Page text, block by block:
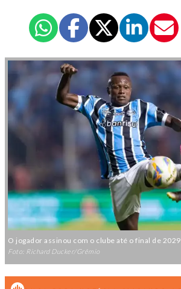
O jogador assinou com o clube até o final de 2029
Foto: Richard Ducker/Grêmio